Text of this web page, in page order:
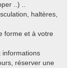
..) ..
haltères,
forme et à votre
informations
réserver une